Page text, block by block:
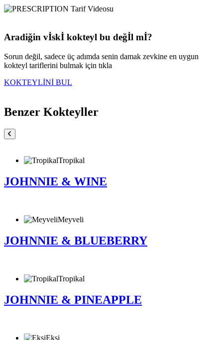
Aradiğin vİskİ kokteyl bu değİl mİ?
Sorun değil, sadece üç adımda senin damak zevkine en uygun
kokteyl tariflerini bulmak için tıkla
KOKTEYLİNİ BUL
Benzer Kokteyller
Tropikal
JOHNNIE & WINE
Meyveli
JOHNNIE & BLUEBERRY
Tropikal
JOHNNIE & PINEAPPLE
Ekşi